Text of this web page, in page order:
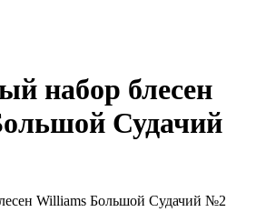
набор блесен
Судачий
Williams Большой Судачий №2